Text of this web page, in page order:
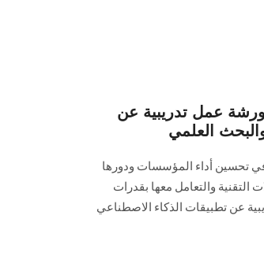
عمل تدريبية عن
العلمي
في تحسين أداء المؤسسات ودورها
التقنية والتعامل معها بقدرات
عن تطبيقات الذكاء الاصطناعي